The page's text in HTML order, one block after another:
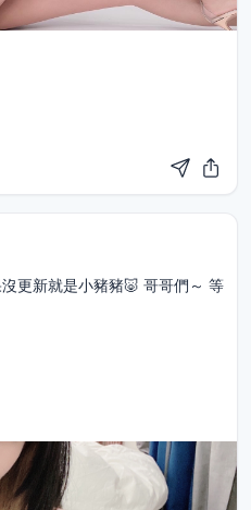
更新就是小豬豬🐷 哥哥們～ 等